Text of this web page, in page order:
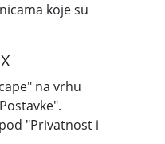
koje su
na vrhu
"Privatnost i